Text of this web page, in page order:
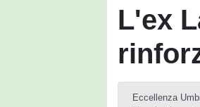
L'ex
Eccellenza